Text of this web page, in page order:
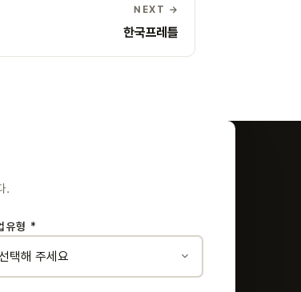
NEXT →
한국프레틀
.
유형 *